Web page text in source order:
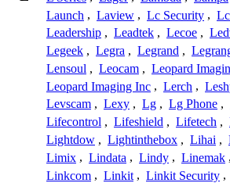
Launch , Laview , Lc Security ,
Leadership , Leadtek , Lecoe ,
Legeek , Legra , Legrand ,
Lensoul , Leocam , Leopard
Leopard Imaging Inc , Lerch ,
Levscam , Lexy , Lg , Lg Phone ,
Lifecontrol , Lifeshield , Lifetech ,
Lightdow , Lightinthebox , Lihai ,
Limix , Lindata , Lindy , Linemak ,
Linkcom , Linkit , Linkit Security ,